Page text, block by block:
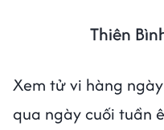
Thiên
Xem tử vi hàng
qua ngày cuối tuần